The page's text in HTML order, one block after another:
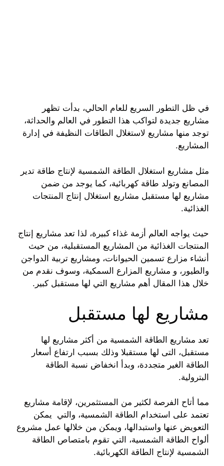
في ظل التطور السريع للعام الحالي، بدأت تظهر
مشاريع جديدة لتواكب هذا التطور في العالم والحداثة،
توجد منها مشاريع لاستغلال الطاقات النظيفة في إدارة
المشاريع.
مثل مشاريع استغلال الطاقة الشمسية لإنتاج طاقة تدير
المصانع وتولد طاقة كهربائية، كما يوجد من ضمن
مشاريع لها مستقبل مشاريع استغلال إنتاج المنتجات
الغذائية.
حيث يواجه العالم أزمة غذاء كبيرة، لذا تعد مشاريع إنتاج
المنتجات الغذائية من المشاريع المستقبلية، من حيث
أنشاء مزارع تسمين الحيوانات، ومشاريع تربية الدواجن
والطيور، و مشاريع المزارع السمكية، وسوف نقدم من
خلال هذا المقال أهم مشاريع التي لها مستقبل كبير.
مشاريع لها مستقبل
تعد مشاريع الطاقة الشمسية من أكثر مشاريع لها
مستقبل، التى لها مستقبلا وذلك بسبب ارتفاع أسعار
الطاقة الغير متجددة، وبدأ انخفاض نسبة الطاقة
البترولية.
مما أتاح الفرصة لكثير من المستثمرين، لإقامة مشاريع
تعتمد على استخدام الطاقة الشمسية، والتي يمكن
التعويض عنها واستبدالها، ويمكن من خلالها عمل مشروع
ألواح الطاقة الشمسية، التي تقوم بامتصاص الطاقة
الشمسية لإنتاج الطاقة الكهربائية.